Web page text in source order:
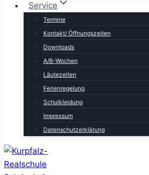
Service
Termine
Kontakt/ Öffnungszeiten
Downloads
A/B-Wochen
Läutezeiten
Ferienregelung
Schulkleidung
Impressum
Datenschutzerklärung